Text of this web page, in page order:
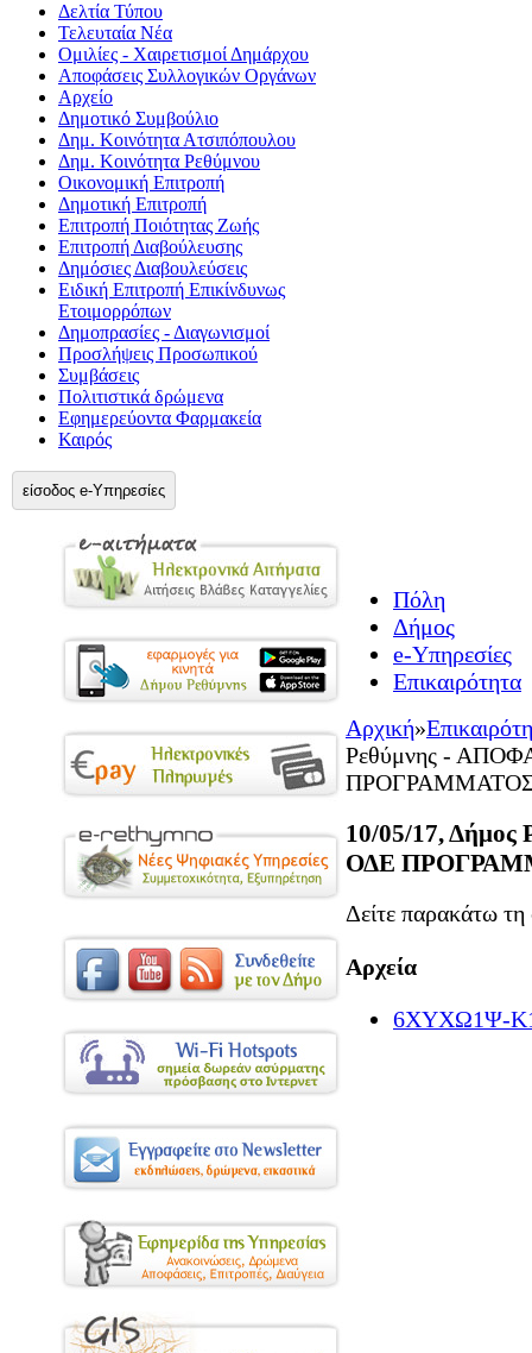
Δελτία Τύπου
Τελευταία Νέα
Ομιλίες - Χαιρετισμοί Δημάρχου
Αποφάσεις Συλλογικών Οργάνων
Αρχείο
Δημοτικό Συμβούλιο
Δημ. Κοινότητα Ατσιπόπουλου
Δημ. Κοινότητα Ρεθύμνου
Οικονομική Επιτροπή
Δημοτική Επιτροπή
Επιτροπή Ποιότητας Ζωής
Επιτροπή Διαβούλευσης
Δημόσιες Διαβουλεύσεις
Ειδική Επιτροπή Επικίνδυνως
Ετοιμορρόπων
Δημοπρασίες - Διαγωνισμοί
Προσλήψεις Προσωπικού
Συμβάσεις
Πολιτιστικά δρώμενα
Εφημερεύοντα Φαρμακεία
Καιρός
είσοδος e-Υπηρεσίες
Πόλη
Δήμος
e-Υπηρεσίες
Επικαιρότητα
Αρχική»
Ρεθύμνης -
ΠΡΟΓΡΑΜΜΑΤΟΣ
10/05/17,
ΟΔΕ
Δείτε παρακάτω
Αρχεία
6ΧΥΧΩ1Ψ-